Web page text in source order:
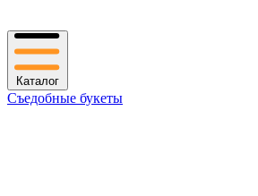
Каталог
Съедобные букеты